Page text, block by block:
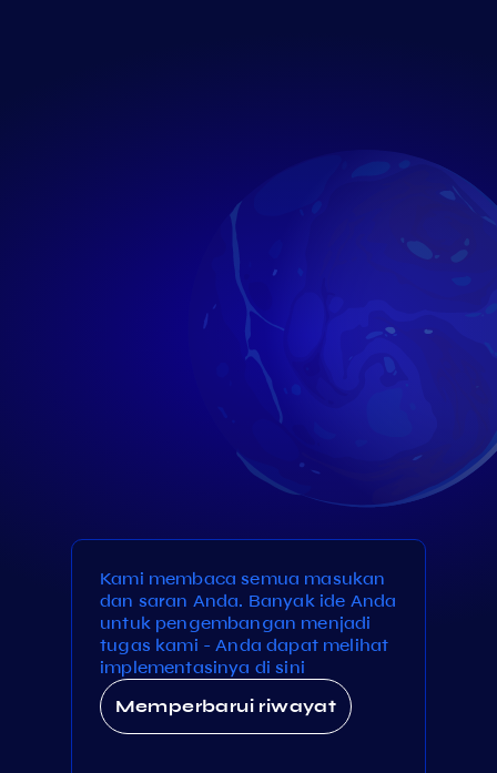
Kami membaca semua masukan
dan saran Anda. Banyak ide Anda
untuk pengembangan menjadi
tugas kami - Anda dapat melihat
implementasinya di sini
Memperbarui riwayat